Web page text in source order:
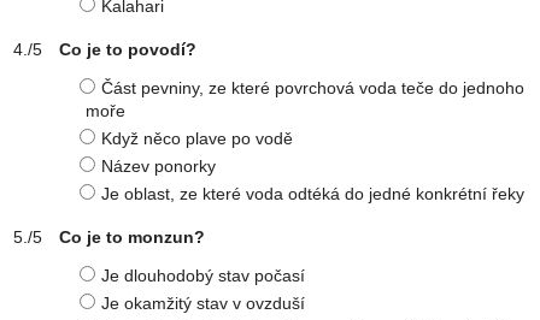
Kalahari
Co je to povodí?
Část pevniny, ze které povrchová voda teče do jednoho
moře
Když něco plave po vodě
Název ponorky
Je oblast, ze které voda odtéká do jedné konkrétní řeky
Co je to monzun?
Je dlouhodobý stav počasí
Je okamžitý stav v ovzduší